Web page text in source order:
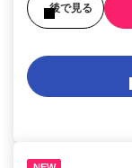
後で見る